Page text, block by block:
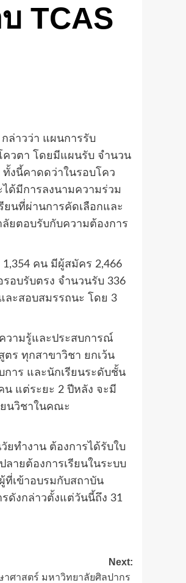
TCAS
ล่าวว่า แผนการรับ
ควตา โดยมีแผนรับ จำนวน
ทั้งนี้คาดดว่าในรอบโคว
ด้มีการลงนามความร่วม
ยนที่ผ่านการคัดเลือกและ
ยตอบรับกับความต้องการ
คน มีผู้สมัคร 2,466
อบรับตรง จำนวนรับ 336
ะสอบสมรรถนะ โดย 3
วามรู้และประสบการณ์
ร ทุกสาขาวิชา ยกเว้น
าร และนักเรียนระดับชั้น
น แต่ระยะ 2 ปีหลัง จะมี
ยนวิชาในคณะ
ยทำงาน ต้องการได้รับใบ
ายต้องการเรียนในระบบ
ที่เข้าอบรมกับสถาบัน
ดังกล่าวตั้งแต่วันนี้ถึง 31
Next:
ศาสตร์ มหาวิทยาลัยศิลปากร